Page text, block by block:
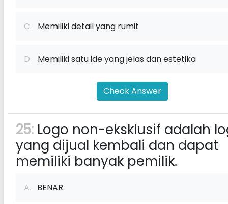
C. Memiliki detail yang rumit
D. Memiliki satu ide yang jelas dan estetika
Check Answer
25: Logo non-eksklusif adalah
yang dijual kembali dan dapat
memiliki banyak pemilik.
A. BENAR